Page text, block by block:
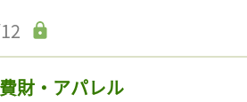
財・アパレル